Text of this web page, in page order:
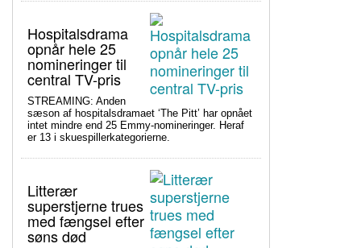
Hospitalsdrama
opnår hele 25
nomineringer til
central TV-pris
STREAMING: Anden
sæson af hospitalsdramaet ‘The Pitt’ har opnået
intet mindre end 25 Emmy-nomineringer. Heraf
er 13 i skuespillerkategorierne.
Litterær
superstjerne trues
med fængsel efter
søns død